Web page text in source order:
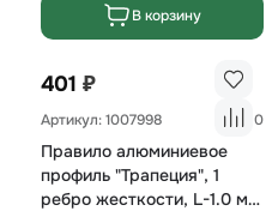
В корзину
401 ₽
Артикул: 1007998 0
Правило алюминиевое
профиль "Трапеция", 1
ребро жесткости, L-1.0 м